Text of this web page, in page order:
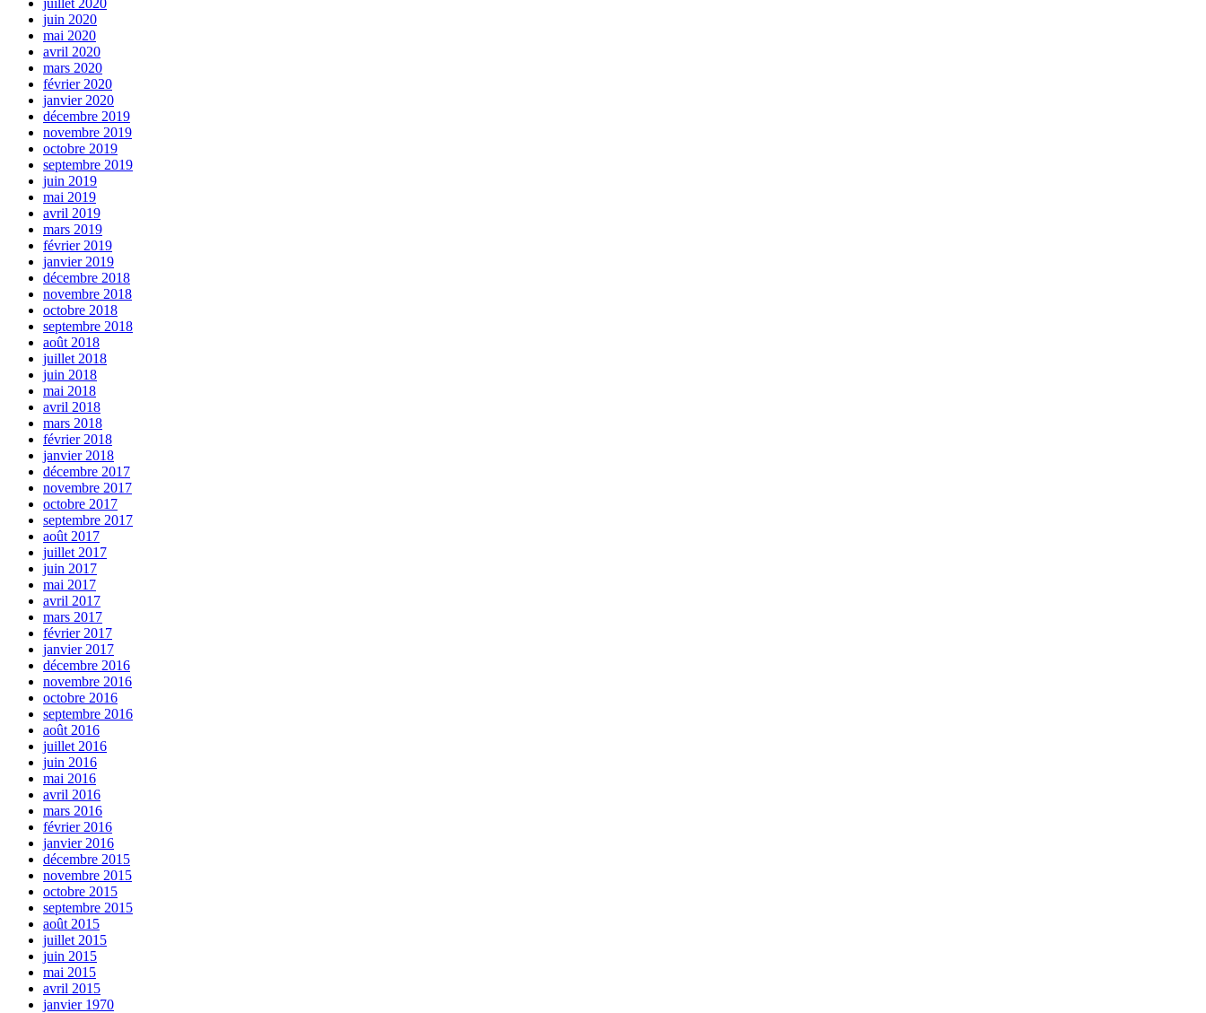
juin 2020
mai 2020
avril 2020
mars 2020
février 2020
janvier 2020
décembre 2019
novembre 2019
octobre 2019
septembre 2019
juin 2019
mai 2019
avril 2019
mars 2019
février 2019
janvier 2019
décembre 2018
novembre 2018
octobre 2018
septembre 2018
août 2018
juillet 2018
juin 2018
mai 2018
avril 2018
mars 2018
février 2018
janvier 2018
décembre 2017
novembre 2017
octobre 2017
septembre 2017
août 2017
juillet 2017
juin 2017
mai 2017
avril 2017
mars 2017
février 2017
janvier 2017
décembre 2016
novembre 2016
octobre 2016
septembre 2016
août 2016
juillet 2016
juin 2016
mai 2016
avril 2016
mars 2016
février 2016
janvier 2016
décembre 2015
novembre 2015
octobre 2015
septembre 2015
août 2015
juillet 2015
juin 2015
mai 2015
avril 2015
janvier 1970